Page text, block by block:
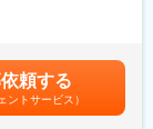
す。
るため、競合メー
る圧倒的な製品ラ
に応えることがで
術環境です。
られます。
であり、選考を通
定手当を含めた表
頼する
ントサービス）